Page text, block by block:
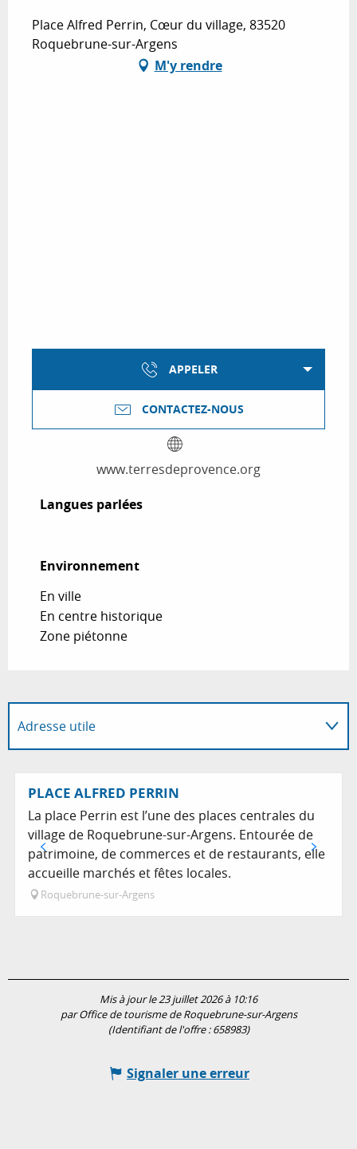
Place Alfred Perrin, Cœur du village, 83520
Roquebrune-sur-Argens
M'y rendre
APPELER
CONTACTEZ-NOUS
www.terresdeprovence.org
Langues parlées
Langues parlées
Environnement
Environnement
En ville
En centre historique
Zone piétonne
Adresse utile
Sur place
PLACE ALFRED PERRIN
La place Perrin est l’une des places centrales du
village de Roquebrune-sur-Argens. Entourée de
patrimoine, de commerces et de restaurants, elle
accueille marchés et fêtes locales.
Roquebrune-sur-Argens
Mis à jour le 23 juillet 2026 à 10:16
par Office de tourisme de Roquebrune-sur-Argens
(Identifiant de l'offre :658983)
Signaler une erreur